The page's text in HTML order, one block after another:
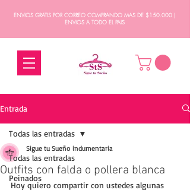
ENVIOS GRATIS POR CORREO COMPRANDO MAS DE $150.000 |
ENVIOS A TODO EL PAIS
Entrada
Todas las entradas
Peinados
Todas las entradas
Outfits con falda o pollera blanca
Sigue tu Sueño indumentaria
Hoy quiero compartir con ustedes algunas